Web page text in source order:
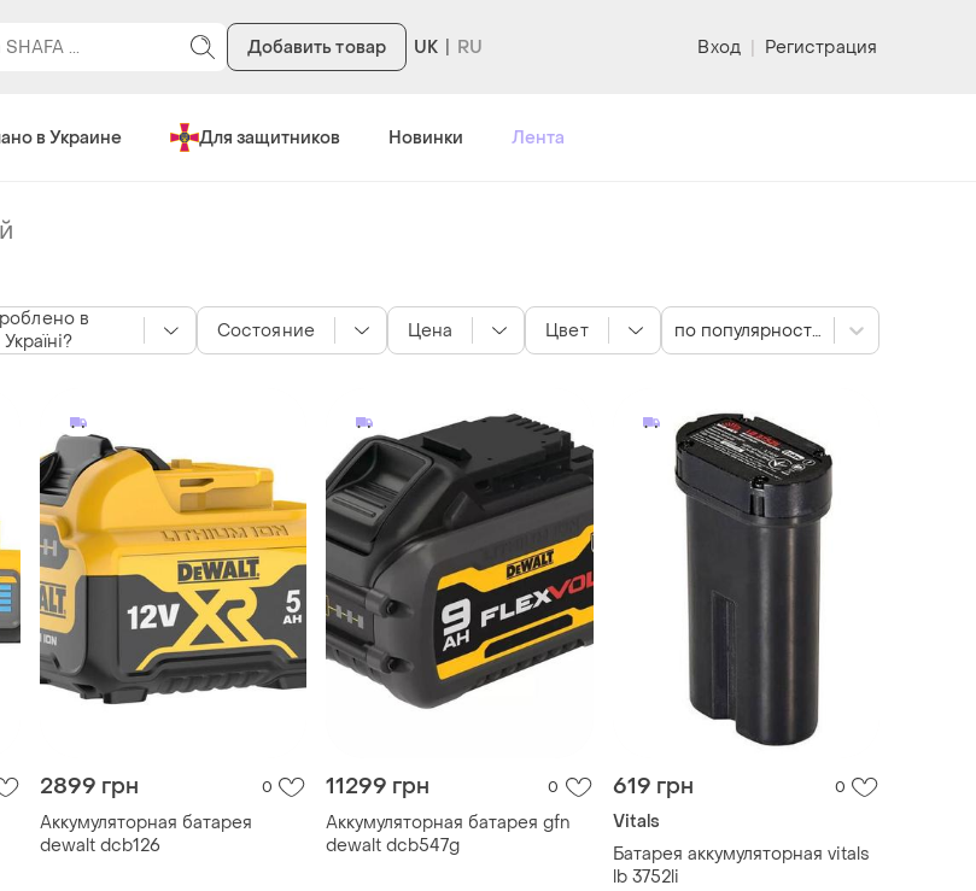
Добавить товар UK Вход | Регистрация
в Украине Для защитников Новинки Лента
2899 грн 0
Аккумуляторная батарея
dewalt dcb126
11299 грн 0
Аккумуляторная батарея gfn
dewalt dcb547g
619 грн 0
Vitals
Батарея аккумуляторная vitals
lb 3752li
в
Україні?
Состояние Цена Цвет по популярности